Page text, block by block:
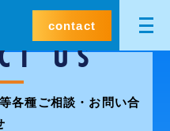
contact
US
各種ご相談・お問い合